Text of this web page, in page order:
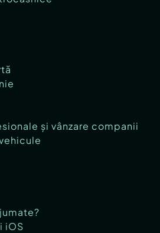
și vânzare companii
iOS